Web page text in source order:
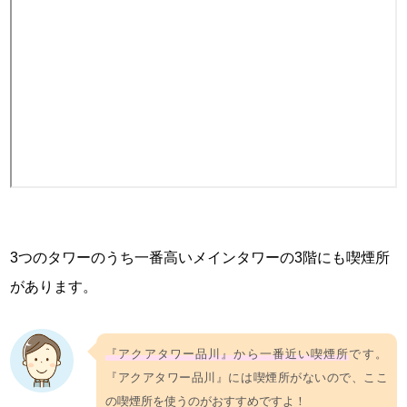
3つのタワーのうち一番高いメインタワーの3階にも喫煙所
があります。
『アクアタワー品川』から一番近い喫煙所です。
『アクアタワー品川』には喫煙所がないので、ここ
の喫煙所を使うのがおすすめですよ！